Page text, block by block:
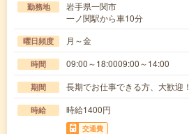
勤務地
岩手県一関市
一ノ関駅から車10分
曜日頻度 月～金
時間 09:00～18:0009:00～14:00
期間 長期でお仕事できる方、大歓迎！
時給 時給1400円
交通費